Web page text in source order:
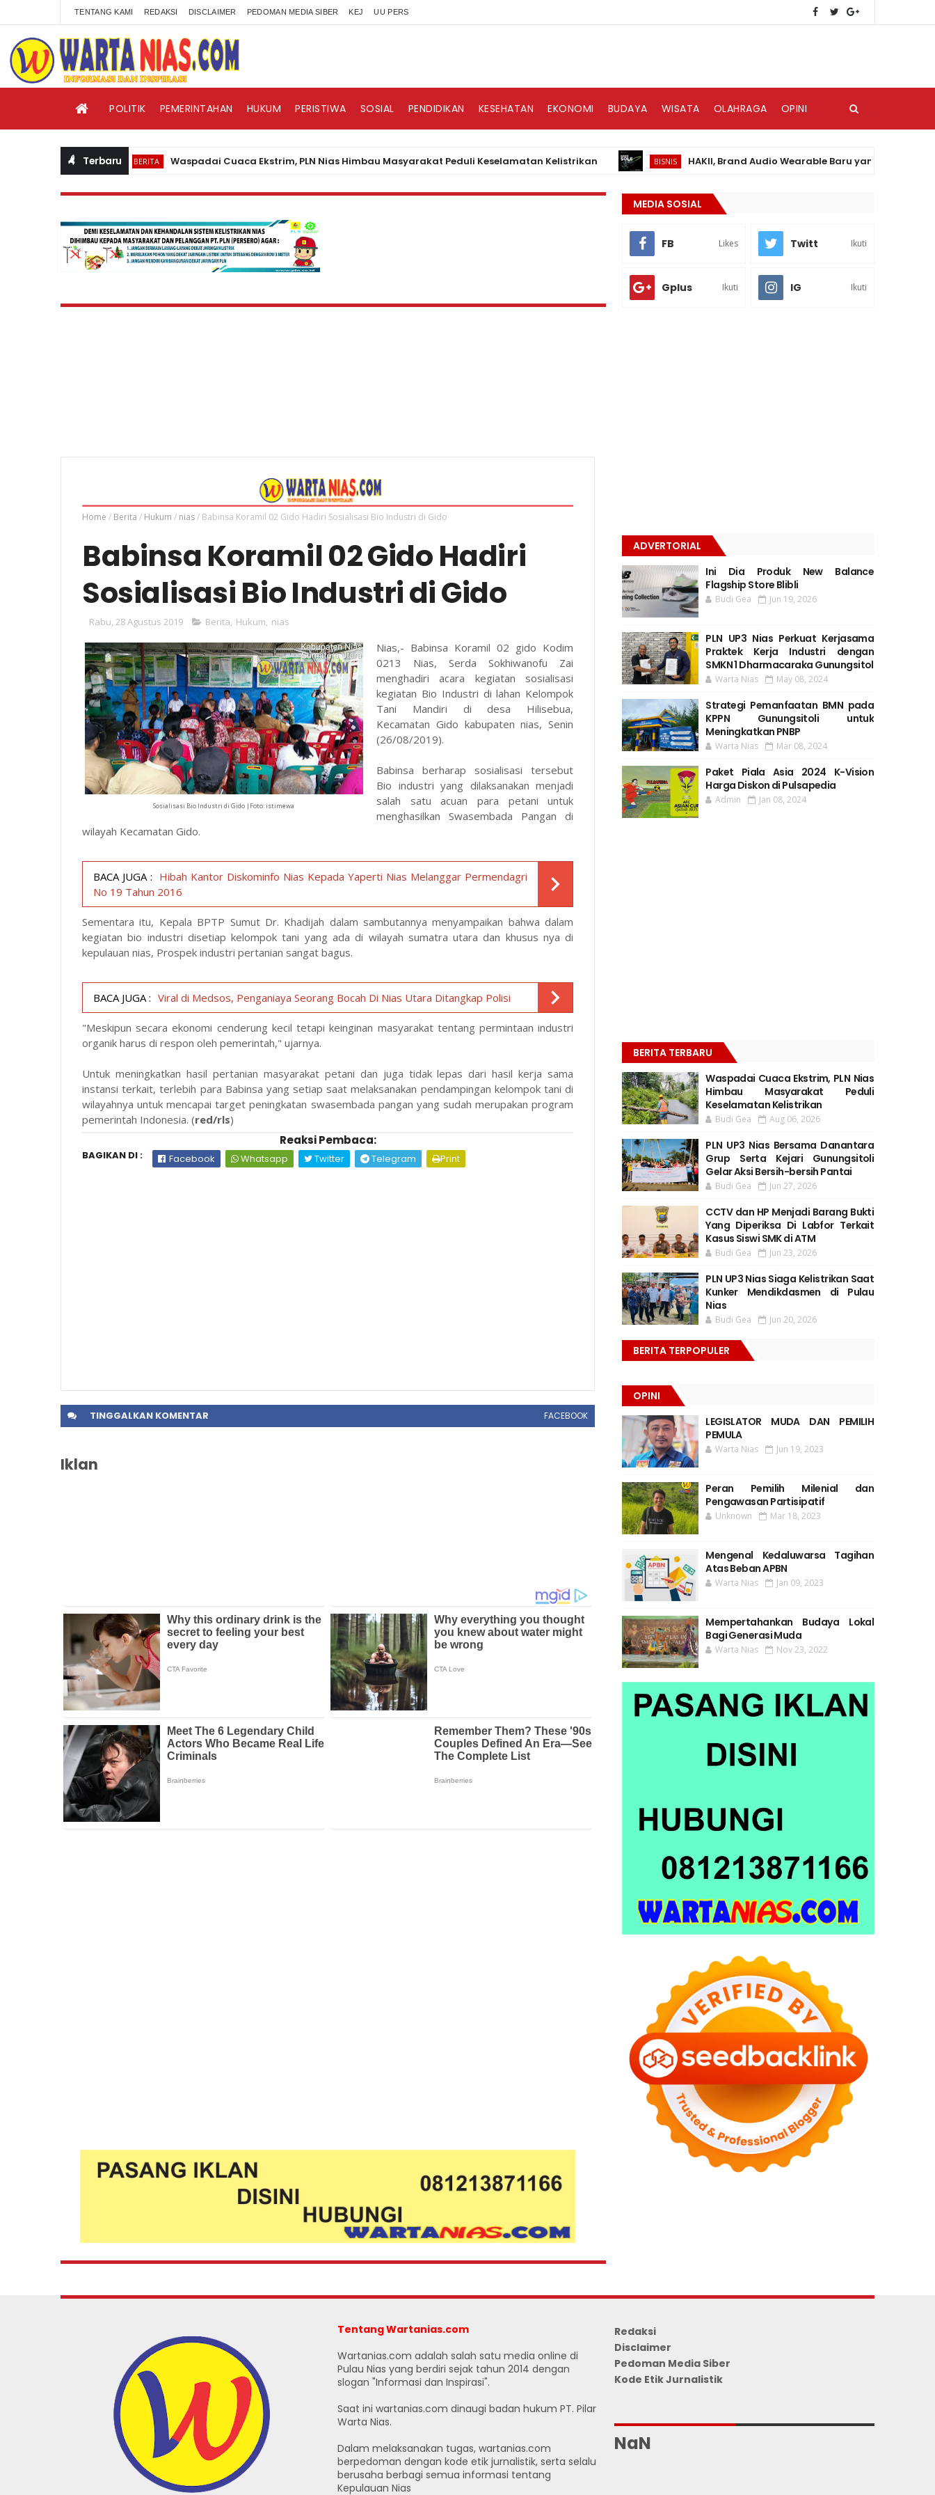
TENTANG KAMI REDAKSI DISCLAIMER PEDOMAN MEDIA SIBER KEJ UU PERS
POLITIK PEMERINTAHAN HUKUM PERISTIWA SOSIAL PENDIDIKAN KESEHATAN EKONOMI BUDAYA WISATA OLAHRAGA OPINI
Terbaru
BERITA Waspadai Cuaca Ekstrim, PLN Nias Himbau Masyarakat Peduli Keselamatan Kelistrikan BISNIS HAKII, Brand Audio Wearable Baru yang Hadir di Pasar
Home / Berita / Hukum / nias/ Babinsa Koramil 02 Gido Hadiri Sosialisasi Bio Industri di Gido
Babinsa Koramil 02 Gido Hadiri
Sosialisasi Bio Industri di Gido
Rabu, 28 Agustus 2019 Berita Hukum nias
Sosialisasi Bio Industri di Gido |Foto: istimewa
Nias,- Babinsa Koramil 02 gido Kodim
0213 Nias, Serda Sokhiwanofu Zai
menghadiri acara kegiatan sosialisasi
kegiatan Bio Industri di lahan Kelompok
Tani Mandiri di desa Hilisebua,
Kecamatan Gido kabupaten nias, Senin
(26/08/2019).
Babinsa berharap sosialisasi tersebut
Bio industri yang dilaksanakan menjadi
salah satu acuan para petani untuk
menghasilkan Swasembada Pangan di
wilayah Kecamatan Gido.
BACA JUGA : Hibah Kantor Diskominfo Nias Kepada Yaperti Nias Melanggar Permendagri
No 19 Tahun 2016
Sementara itu, Kepala BPTP Sumut Dr. Khadijah dalam sambutannya menyampaikan bahwa dalam
kegiatan bio industri disetiap kelompok tani yang ada di wilayah sumatra utara dan khusus nya di
kepulauan nias, Prospek industri pertanian sangat bagus.
BACA JUGA : Viral di Medsos, Penganiaya Seorang Bocah Di Nias Utara Ditangkap Polisi
"Meskipun secara ekonomi cenderung kecil tetapi keinginan masyarakat tentang permintaan industri
organik harus di respon oleh pemerintah," ujarnya.
Untuk meningkatkan hasil pertanian masyarakat petani dan juga tidak lepas dari hasil kerja sama
instansi terkait, terlebih para Babinsa yang setiap saat melaksanakan pendampingan kelompok tani di
wilayahnya untuk mencapai target peningkatan swasembada pangan yang sudah merupakan program
pemerintah Indonesia. (red/rls)
Reaksi Pembaca:
BAGIKAN DI : Facebook Whatsapp Twitter Telegram Print
TINGGALKAN KOMENTAR FACEBOOK
Iklan
MEDIA SOSIAL
FB Likes Twitt Ikuti
Gplus Ikuti IG Ikuti
ADVERTORIAL
Ini Dia Produk New Balance
Flagship Store Blibli
Budi Gea Jun 19, 2026
PLN UP3 Nias Perkuat Kerjasama
Praktek Kerja Industri dengan
SMKN 1 Dharmacaraka Gunungsitol
Warta Nias May 08, 2024
Strategi Pemanfaatan BMN pada
KPPN Gunungsitoli untuk
Meningkatkan PNBP
Warta Nias Mar 08, 2024
Paket Piala Asia 2024 K-Vision
Harga Diskon di Pulsapedia
Admin Jan 08, 2024
BERITA TERBARU
Waspadai Cuaca Ekstrim, PLN Nias
Himbau Masyarakat Peduli
Keselamatan Kelistrikan
Budi Gea Aug 06, 2026
PLN UP3 Nias Bersama Danantara
Grup Serta Kejari Gunungsitoli
Gelar Aksi Bersih-bersih Pantai
Budi Gea Jun 27, 2026
CCTV dan HP Menjadi Barang Bukti
Yang Diperiksa Di Labfor Terkait
Kasus Siswi SMK di ATM
Budi Gea Jun 23, 2026
PLN UP3 Nias Siaga Kelistrikan Saat
Kunker Mendikdasmen di Pulau
Nias
Budi Gea Jun 20, 2026
BERITA TERPOPULER
OPINI
LEGISLATOR MUDA DAN PEMILIH
PEMULA
Warta Nias Jun 19, 2023
Peran Pemilih Milenial dan
Pengawasan Partisipatif
Unknown Mar 18, 2023
Mengenal Kedaluwarsa Tagihan
Atas Beban APBN
Warta Nias Jan 09, 2023
Mempertahankan Budaya Lokal
Bagi Generasi Muda
Warta Nias Nov 23, 2022
Tentang Wartanias.com
Wartanias.com adalah salah satu media online di
Pulau Nias yang berdiri sejak tahun 2014 dengan
slogan "Informasi dan Inspirasi".
Saat ini wartanias.com dinaugi badan hukum PT. Pilar
Warta Nias.
Dalam melaksanakan tugas, wartanias.com
berpedoman dengan kode etik jurnalistik, serta selalu
berusaha berbagi semua informasi tentang
Kepulauan Nias
Redaksi
Disclaimer
Pedoman Media Siber
Kode Etik Jurnalistik
NaN